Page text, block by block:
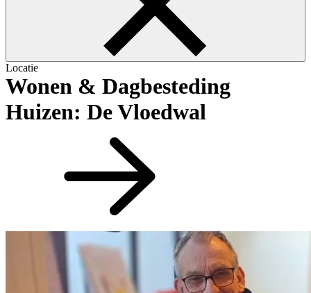
Locatie
Wonen & Dagbesteding
Huizen: De Vloedwal